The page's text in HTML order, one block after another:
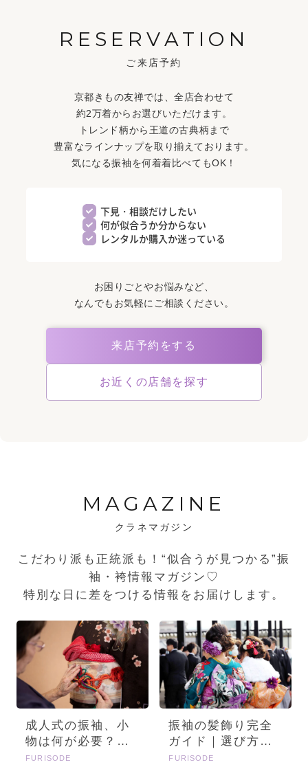
RESERVATION
ご来店予約
京都きもの友禅では、全店合わせて
約2万着からお選びいただけます。
トレンド柄から王道の古典柄まで
豊富なラインナップを取り揃えております。
気になる振袖を何着着比べてもOK！
下見・相談だけしたい
何が似合うか分からない
レンタルか購入か迷っている
お困りごとやお悩みなど、
なんでもお気軽にご相談ください。
来店予約をする
お近くの店舗を探す
MAGAZINE
クラネマガジン
こだわり派も正統派も！“似合うが見つかる”振
袖・袴情報マガジン♡
特別な日に差をつける情報をお届けします。
成人式の振袖、小
物は何が必要？画
像とセットで詳し
FURISODE
振袖の髪飾り完全
ガイド｜選び方・
種類・トレンドを
FURISODE